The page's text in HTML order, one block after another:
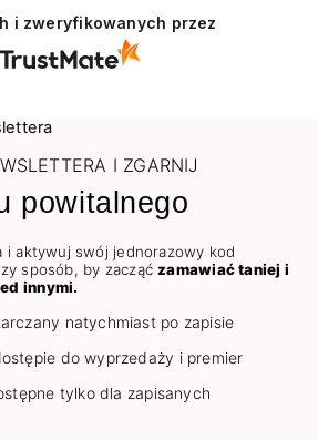
i zadowolenie Klienta. Cieszymy
Pani oczekiwania.
ponownego skorzystania z
i zweryfikowanych przez
I ZGARNIJ
powitalnego
i aktywuj swój jednorazowy kod
sposób, by zacząćzamawiać taniej i
innymi.
natychmiast po zapisie
do wyprzedaży i premier
tylko dla zapisanych